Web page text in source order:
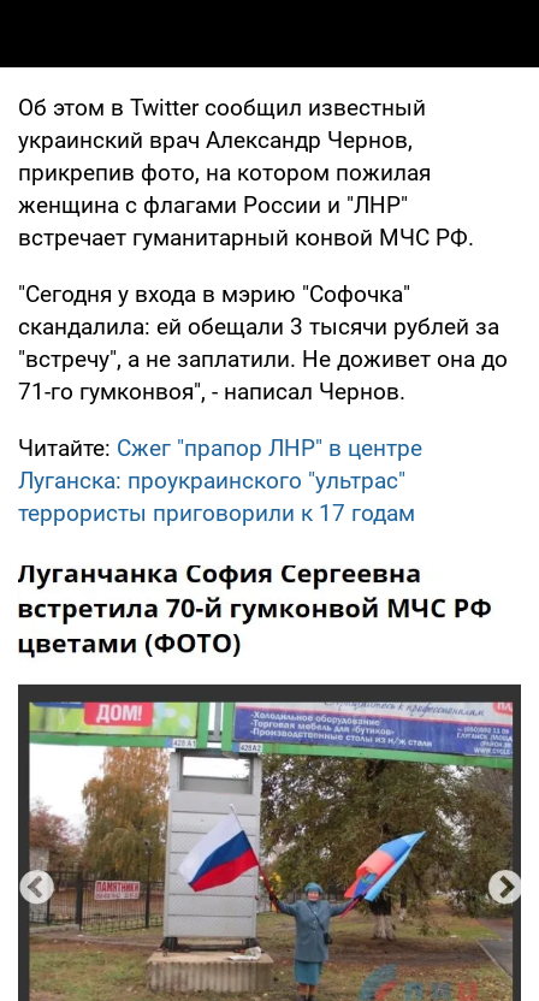
Об этом в Twitter сообщил известный
украинский врач Александр Чернов,
прикрепив фото, на котором пожилая
женщина с флагами России и "ЛНР"
встречает гуманитарный конвой МЧС РФ.
"Сегодня у входа в мэрию "Софочка"
скандалила: ей обещали 3 тысячи рублей за
"встречу", а не заплатили. Не доживет она до
71-го гумконвоя", - написал Чернов.
Читайте: Сжег "прапор ЛНР" в центре
Луганска: проукраинского "ультрас"
террористы приговорили к 17 годам